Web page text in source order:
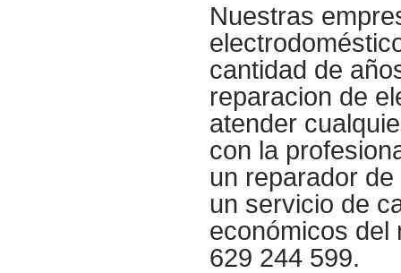
Nuestras
cantidad de
reparacion de
atender
con la
un reparador
un servicio de
económicos del
629 244 599.